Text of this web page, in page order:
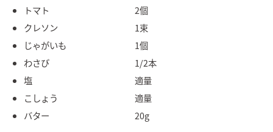
トマト 2個
クレソン 1束
じゃがいも 1個
わさび 1/2本
塩 適量
こしょう 適量
バター 20g